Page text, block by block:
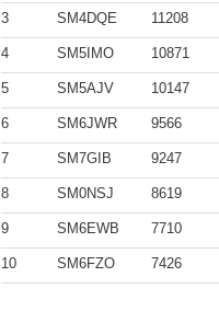
3 SM4DQE 11208
4 SM5IMO 10871
5 SM5AJV 10147
6 SM6JWR 9566
7 SM7GIB 9247
8 SM0NSJ 8619
9 SM6EWB 7710
10 SM6FZO 7426